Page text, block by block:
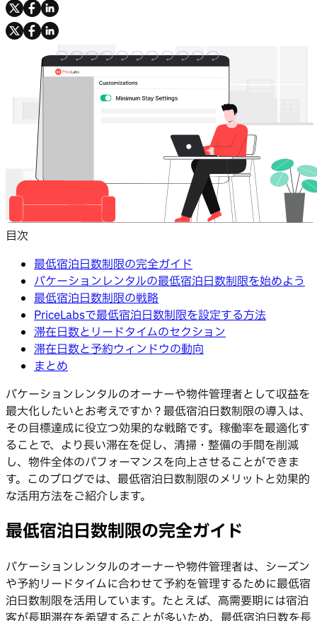
目次
最低宿泊日数制限の完全ガイド
バケーションレンタルの最低宿泊日数制限を始めよう
最低宿泊日数制限の戦略
PriceLabsで最低宿泊日数制限を設定する方法
滞在日数とリードタイムのセクション
滞在日数と予約ウィンドウの動向
まとめ
バケーションレンタルのオーナーや物件管理者として収益を
最大化したいとお考えですか？最低宿泊日数制限の導入は、
その目標達成に役立つ効果的な戦略です。稼働率を最適化す
ることで、より長い滞在を促し、清掃・整備の手間を削減
し、物件全体のパフォーマンスを向上させることができま
す。このブログでは、最低宿泊日数制限のメリットと効果的
な活用方法をご紹介します。
最低宿泊日数制限の完全ガイド
バケーションレンタルのオーナーや物件管理者は、シーズン
や予約リードタイムに合わせて予約を管理するために最低宿
泊日数制限を活用しています。たとえば、高需要期には宿泊